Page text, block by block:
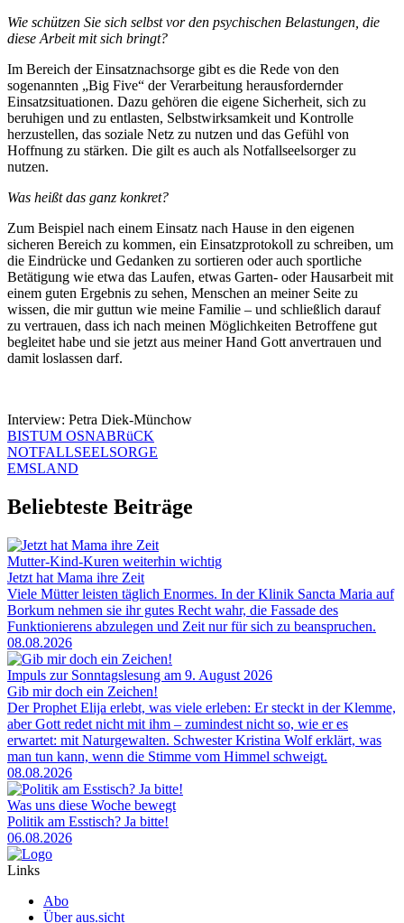
Wie schützen Sie sich selbst vor den psychischen Belastungen, die
diese Arbeit mit sich bringt?
Im Bereich der Einsatznachsorge gibt es die Rede von den
sogenannten „Big Five“ der Verarbeitung herausfordernder
Einsatzsituationen. Dazu gehören die eigene Sicherheit, sich zu
beruhigen und zu entlasten, Selbstwirksamkeit und Kontrolle
herzustellen, das soziale Netz zu nutzen und das Gefühl von
Hoffnung zu stärken. Die gilt es auch als Notfallseelsorger zu
nutzen.
Was heißt das ganz konkret?
Zum Beispiel nach einem Einsatz nach Hause in den eigenen
sicheren Bereich zu kommen, ein Einsatzprotokoll zu schreiben, um
die Eindrücke und Gedanken zu sortieren oder auch sportliche
Betätigung wie etwa das Laufen, etwas Garten- oder Hausarbeit mit
einem guten Ergebnis zu sehen, Menschen an meiner Seite zu
wissen, die mir guttun wie meine Familie – und schließlich darauf
zu vertrauen, dass ich nach meinen Möglichkeiten Betroffene gut
begleitet habe und sie jetzt aus meiner Hand Gott anvertrauen und
damit loslassen darf.
Interview: Petra Diek-Münchow
BISTUM OSNABRüCK
NOTFALLSEELSORGE
EMSLAND
Beliebteste Beiträge
Mutter-Kind-Kuren weiterhin wichtig
Jetzt hat Mama ihre Zeit
Viele Mütter leisten täglich Enormes. In der Klinik Sancta Maria auf
Borkum nehmen sie ihr gutes Recht wahr, die Fassade des
Funktionierens abzulegen und Zeit nur für sich zu beanspruchen.
08.08.2026
Impuls zur Sonntagslesung am 9. August 2026
Gib mir doch ein Zeichen!
Der Prophet Elija erlebt, was viele erleben: Er steckt in der Klemme,
aber Gott redet nicht mit ihm – zumindest nicht so, wie er es
erwartet: mit Naturgewalten. Schwester Kristina Wolf erklärt, was
man tun kann, wenn die Stimme vom Himmel schweigt.
08.08.2026
Was uns diese Woche bewegt
Politik am Esstisch? Ja bitte!
06.08.2026
Links
Abo
Über aus.sicht